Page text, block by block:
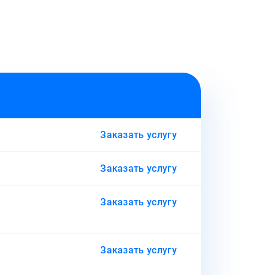
Заказать услугу
Заказать услугу
Заказать услугу
Заказать услугу